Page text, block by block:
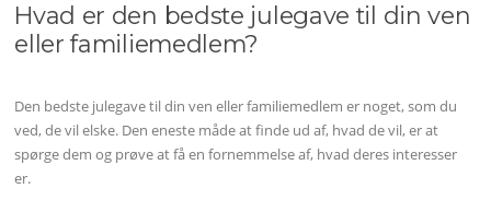
Hvad er den bedste julegave til din ven
eller familiemedlem?
Den bedste julegave til din ven eller familiemedlem er noget, som du
ved, de vil elske. Den eneste måde at finde ud af, hvad de vil, er at
spørge dem og prøve at få en fornemmelse af, hvad deres interesser
er.